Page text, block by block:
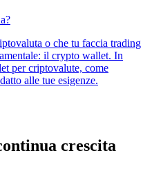
o che tu faccia trading
il crypto wallet. In
per criptovalute, come
alle tue esigenze.
crescita